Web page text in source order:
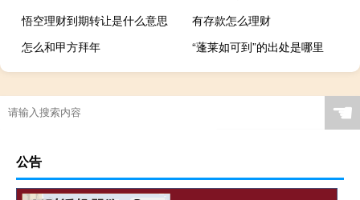
悟空理财到期转让是什么意思
有存款怎么理财
怎么和甲方拜年
“蓬莱如可到”的出处是哪里
☚
公告